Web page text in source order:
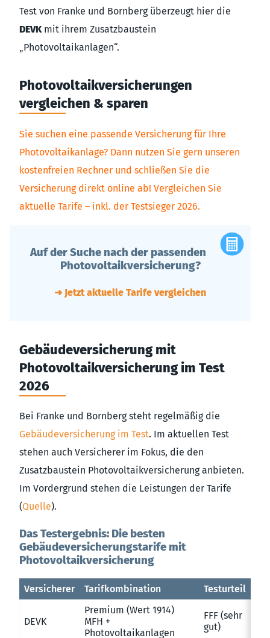
Test von Franke und Bornberg überzeugt hier die
DEVKmit ihrem Zusatzbaustein
„Photovoltaikanlagen“.
Photovoltaikversicherungen
vergleichen & sparen
Sie suchen eine passende Versicherung für Ihre
Photovoltaikanlage? Dann nutzen Sie gern unseren
kostenfreien Rechner und schließen Sie die
Versicherung direkt online ab! Vergleichen Sie
aktuelle Tarife – inkl. der Testsieger 2026.
Auf der Suche nach der passenden
Photovoltaikversicherung?
➜ Jetzt aktuelle Tarife vergleichen
Gebäudeversicherung mit
Photovoltaikversicherung im Test
2026
Bei Franke und Bornberg steht regelmäßig die
Gebäudeversicherung im Test. Im aktuellen Test
stehen auch Versicherer im Fokus, die den
Zusatzbaustein Photovoltaikversicherung anbieten.
Im Vordergrund stehen die Leistungen der Tarife
(Quelle).
Das Testergebnis: Die besten
Gebäudeversicherungstarife mit
Photovoltaikversicherung
Versicherer Tarifkombination Testurteil
DEVK
Premium (Wert 1914)
MFH +
Photovoltaikanlagen
FFF (sehr
gut)